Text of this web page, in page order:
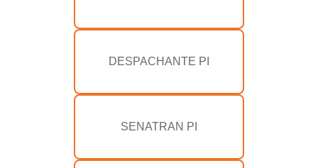
DESPACHANTE PI
SENATRAN PI